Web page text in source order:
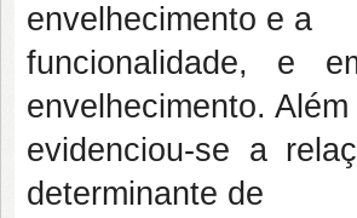
envelhecimento e a
funcionalidade, e
envelhecimento. Além
evidenciou-se a
determinante de